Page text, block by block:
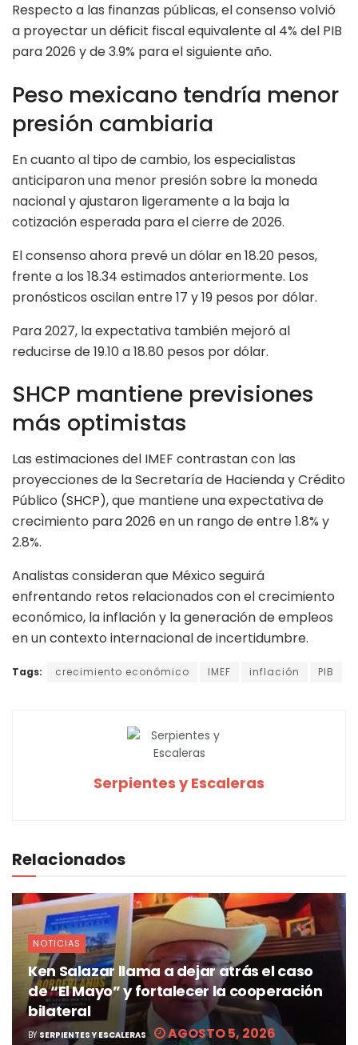
Respecto a las finanzas públicas, el consenso volvió
a proyectar un déficit fiscal equivalente al 4% del PIB
para 2026 y de 3.9% para el siguiente año.
Peso mexicano tendría menor
presión cambiaria
En cuanto al tipo de cambio, los especialistas
anticiparon una menor presión sobre la moneda
nacional y ajustaron ligeramente a la baja la
cotización esperada para el cierre de 2026.
El consenso ahora prevé un dólar en 18.20 pesos,
frente a los 18.34 estimados anteriormente. Los
pronósticos oscilan entre 17 y 19 pesos por dólar.
Para 2027, la expectativa también mejoró al
reducirse de 19.10 a 18.80 pesos por dólar.
SHCP mantiene previsiones
más optimistas
Las estimaciones del IMEF contrastan con las
proyecciones de la Secretaría de Hacienda y Crédito
Público (SHCP), que mantiene una expectativa de
crecimiento para 2026 en un rango de entre 1.8% y
2.8%.
Analistas consideran que México seguirá
enfrentando retos relacionados con el crecimiento
económico, la inflación y la generación de empleos
en un contexto internacional de incertidumbre.
Tags: crecimiento económico IMEF inflación PIB
Serpientes y Escaleras
Relacionados
NOTICIAS
Ken Salazar llama a dejar atrás el caso
de “El Mayo” y fortalecer la cooperación
bilateral
BY SERPIENTES Y ESCALERAS AGOSTO 5, 2026